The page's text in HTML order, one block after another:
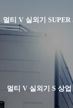
멀티 V 실외기 SUPER
멀티 V 실외기 S 상업